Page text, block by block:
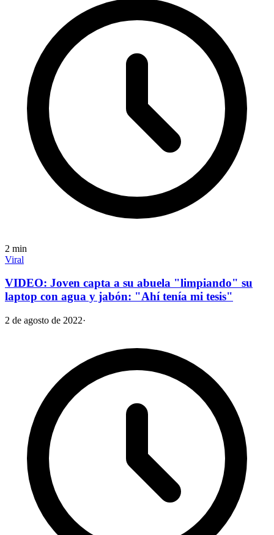
2 min
Viral
VIDEO: Joven capta a su abuela "limpiando" su
laptop con agua y jabón: "Ahí tenía mi tesis"
2 de agosto de 2022·